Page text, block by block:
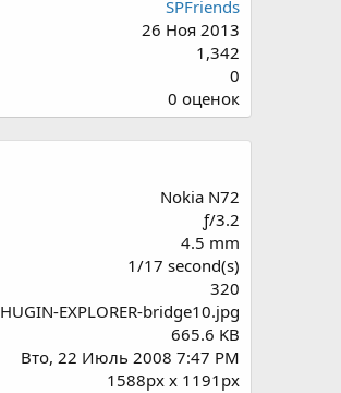
SPFriends
26 Ноя 2013
1,342
0
0
.
0
з
з
0 оценок
Nokia N72
ƒ/3.2
4.5 mm
1/17 second(s)
320
HUGIN-EXPLORER-bridge10.jpg
665.6 KB
Вто, 22 Июль 2008 7:47 PM
1588px x 1191px